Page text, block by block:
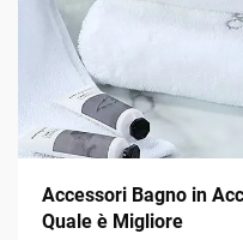
Accessori Bagno in
Quale è Migliore